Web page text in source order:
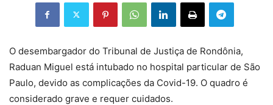
O desembargador do Tribunal de Justiça de Rondônia,
Raduan Miguel está intubado no hospital particular de São
Paulo, devido as complicações da Covid-19. O quadro é
considerado grave e requer cuidados.